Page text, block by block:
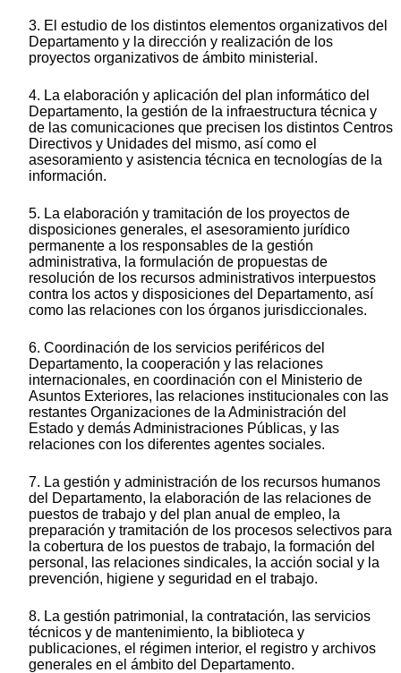
3. El estudio de los distintos elementos organizativos del
Departamento y la dirección y realización de los
proyectos organizativos de ámbito ministerial.
4. La elaboración y aplicación del plan informático del
Departamento, la gestión de la infraestructura técnica y
de las comunicaciones que precisen los distintos Centros
Directivos y Unidades del mismo, así como el
asesoramiento y asistencia técnica en tecnologías de la
información.
5. La elaboración y tramitación de los proyectos de
disposiciones generales, el asesoramiento jurídico
permanente a los responsables de la gestión
administrativa, la formulación de propuestas de
resolución de los recursos administrativos interpuestos
contra los actos y disposiciones del Departamento, así
como las relaciones con los órganos jurisdiccionales.
6. Coordinación de los servicios periféricos del
Departamento, la cooperación y las relaciones
internacionales, en coordinación con el Ministerio de
Asuntos Exteriores, las relaciones institucionales con las
restantes Organizaciones de la Administración del
Estado y demás Administraciones Públicas, y las
relaciones con los diferentes agentes sociales.
7. La gestión y administración de los recursos humanos
del Departamento, la elaboración de las relaciones de
puestos de trabajo y del plan anual de empleo, la
preparación y tramitación de los procesos selectivos para
la cobertura de los puestos de trabajo, la formación del
personal, las relaciones sindicales, la acción social y la
prevención, higiene y seguridad en el trabajo.
8. La gestión patrimonial, la contratación, las servicios
técnicos y de mantenimiento, la biblioteca y
publicaciones, el régimen interior, el registro y archivos
generales en el ámbito del Departamento.